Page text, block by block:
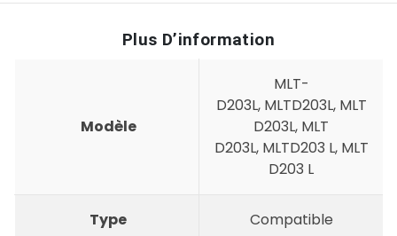
Plus D’information
Modèle
MLT-
D203L, MLTD203L, MLT
D203L, MLT
D203L, MLTD203 L, MLT
D203 L
Type Compatible